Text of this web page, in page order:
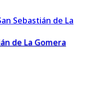
de La Gomera